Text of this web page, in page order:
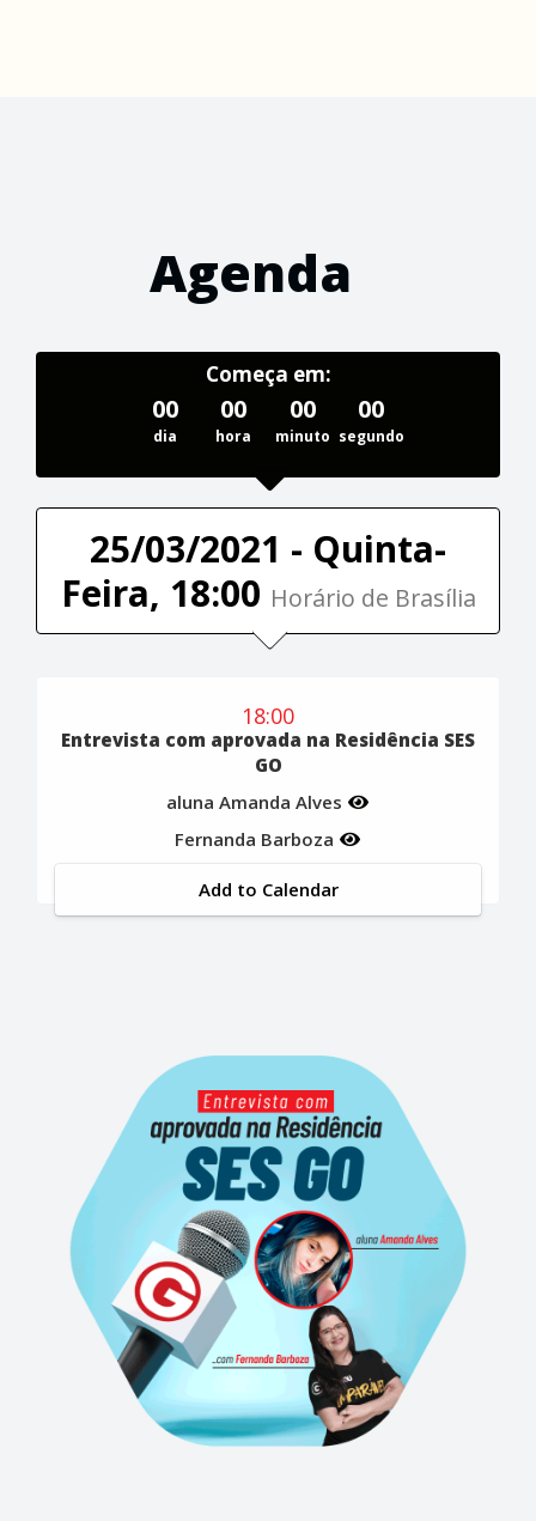
Agenda
Começa em:
00
dia
00
hora
00
minuto
00
segundo
25/03/2021 - Quinta-
Feira, 18:00 Horário de Brasília
18:00
Entrevista com aprovada na Residência SES
GO
aluna Amanda Alves
Fernanda Barboza
Add to Calendar